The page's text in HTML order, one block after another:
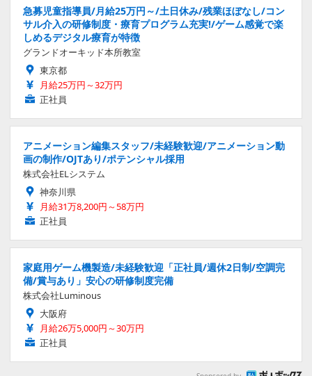
急募児童指導員/月給25万円～/土日休み/残業ほぼなし/コン
サル介入の研修制度・療育プログラム充実!/ゲーム感覚で楽
しめるデジタル療育が特徴
グランドオーキッド本所教室
東京都
月給25万円～32万円
正社員
アニメーション編集スタッフ/未経験歓迎/アニメーション動
画の制作/OJTあり/ポテンシャル採用
株式会社ELシステム
神奈川県
月給31万8,200円～58万円
正社員
家庭用ゲーム機製造/未経験歓迎「正社員/週休2日制/空調完
備/賞与あり」安心の研修制度完備
株式会社Luminous
大阪府
月給26万5,000円～30万円
正社員